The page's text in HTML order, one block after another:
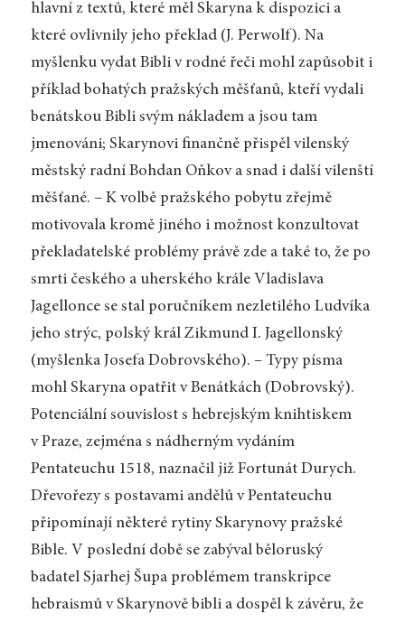
hlavní z textů, které měl Skaryna k dispozici a
které ovlivnily jeho překlad (J. Perwolf). Na
myšlenku vydat Bibli v rodné řeči mohl zapůsobit i
příklad bohatých pražských měšťanů, kteří vydali
benátskou Bibli svým nákladem a jsou tam
jmenováni; Skarynovi finančně přispěl vilenský
městský radní Bohdan Oňkov a snad i další vilenští
měšťané. – K volbě pražského pobytu zřejmě
motivovala kromě jiného i možnost konzultovat
překladatelské problémy právě zde a také to, že po
smrti českého a uherského krále Vladislava
Jagellonce se stal poručníkem nezletilého Ludvíka
jeho strýc, polský král Zikmund I. Jagellonský
(myšlenka Josefa Dobrovského). – Typy písma
mohl Skaryna opatřit v Benátkách (Dobrovský).
Potenciální souvislost s hebrejským knihtiskem
v Praze, zejména s nádherným vydáním
Pentateuchu 1518, naznačil již Fortunát Durych.
Dřevořezy s postavami andělů v Pentateuchu
připomínají některé rytiny Skarynovy pražské
Bible. V poslední době se zabýval běloruský
badatel Sjarhej Šupa problémem transkripce
hebraismů v Skarynově bibli a dospěl k závěru, že